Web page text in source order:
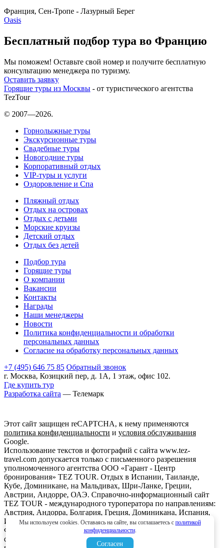
Франция, Cен-Тропе - Лазурный Берег
Oasis
Бесплатный подбор тура во Францию
Мы поможем! Оставьте свой номер и получите бесплатную
консультацию менеджера по туризму.
Оставить заявку
Горящие туры из Москвы - от туристического агентства
TezTour
© 2007—2026.
Горнолыжные туры
Экскурсионные туры
Свадебные туры
Новогодние туры
Корпоративный отдых
VIP-туры и услуги
Оздоровление и Спа
Пляжный отдых
Отдых на островах
Отдых с детьми
Морские круизы
Детский отдых
Отдых без детей
Подбор тура
Горящие туры
О компании
Вакансии
Контакты
Награды
Наши менеджеры
Новости
Политика конфиденциальности и обработки
персональных данных
Согласие на обработку персональных данных
+7 (495) 646 75 85 Обратный звонок
г. Москва, Козицкий пер, д. 1А, 1 этаж, офис 102.
Где купить тур
Разработка сайта — Телемарк
Этот сайт защищен reCAPTCHA, к нему применяются
политика конфиденциальности и условия обслуживания
Google.
Использование текстов и фотографий с сайта www.tez-
travel.com допускается только с письменного разрешения
уполномоченного агентства ООО «Гарант - Центр
бронирования» TEZ TOUR. Отдых в Испании, Таиланде,
Кубе, Доминикане, на Мальдивах, Шри-Ланке, Греции,
Австрии, Андорре, ОАЭ. Справочно-информационный сайт
TEZ TOUR - международного туроператора по направлениям:
Австрия, Андорра, Болгария, Греция, Доминикана, Испания,
Италия, Кипр, Куба, Мальдивы, Мексика, ОАЭ, Таиланд,
Франция, Шри-Ланка. Информация о ценах, указанная на
сайте, не является ни рекламой, ни офертой. определяемой
Мы используем cookies. Оставаясь на сайте, вы соглашаетесь с политикой
конфиденциальности.
Согласен